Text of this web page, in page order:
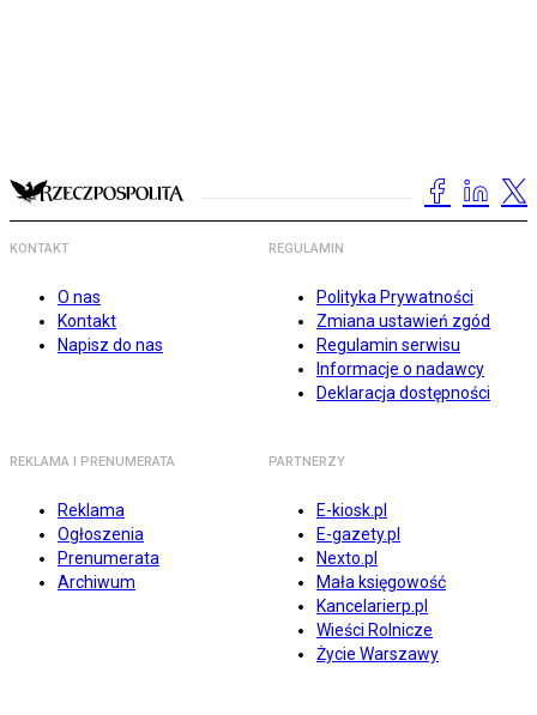
KONTAKT
O nas
Kontakt
Napisz do nas
REGULAMIN
Polityka Prywatności
Zmiana ustawień zgód
Regulamin serwisu
Informacje o nadawcy
Deklaracja dostępności
REKLAMA I PRENUMERATA
Reklama
Ogłoszenia
Prenumerata
Archiwum
PARTNERZY
E-kiosk.pl
E-gazety.pl
Nexto.pl
Mała księgowość
Kancelarierp.pl
Wieści Rolnicze
Życie Warszawy